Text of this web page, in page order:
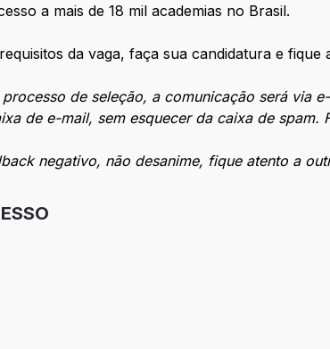
a mais de 18 mil academias no Brasil.
da vaga, faça sua candidatura e fique
de seleção, a comunicação será via
de e-mail, sem esquecer da caixa de
negativo, não desanime, fique atento a